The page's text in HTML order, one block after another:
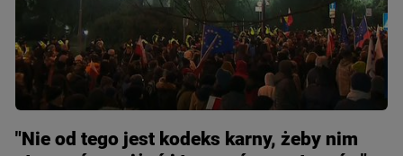
"Nie od tego jest kodeks karny, żeby nim